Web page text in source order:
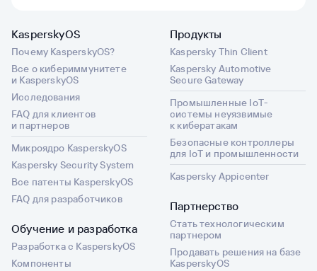
KasperskyOS
Почему KasperskyOS?
Все о кибериммунитете
и KasperskyOS
Исследования
FAQ для клиентов
и партнеров
Микроядро KasperskyOS
Kaspersky Security System
Все патенты KasperskyOS
FAQ для разработчиков
Обучение и разработка
Разработка с KasperskyOS
Компоненты
Продукты
Kaspersky Thin Client
Kaspersky Automotive
Secure Gateway
Промышленные IoT-
системы неуязвимые
к кибератакам
Безопасные контроллеры
для IoT и промышленности
Kaspersky Appicenter
Партнерство
Стать технологическим
партнером
Продавать решения на базе
KasperskyOS